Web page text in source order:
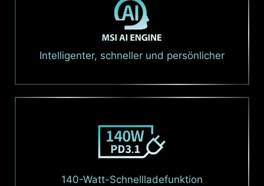
Intelligenter, schneller und persönlicher
140-Watt-Schnellladefunktion